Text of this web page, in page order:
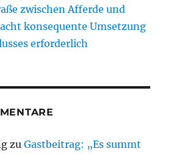
zwischen Afferde und
konsequente Umsetzung
erforderlich
zuGastbeitrag: „Es summt